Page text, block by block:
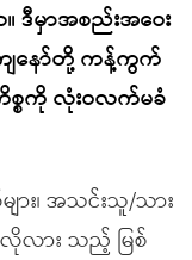
ဒီမှာအစည်းအဝေး
နော်တို့ ကန့်ကွက်
စ္စကို လုံးဝလက်မခံ
ား၊ အသင်းသူ/သား
လား သည့် မြစ်